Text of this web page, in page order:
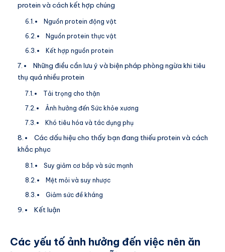
protein và cách kết hợp chúng
Nguồn protein động vật
Nguồn protein thực vật
Kết hợp nguồn protein
Những điều cần lưu ý và biện pháp phòng ngừa khi tiêu
thụ quá nhiều protein
Tải trọng cho thận
Ảnh hưởng đến Sức khỏe xương
Khó tiêu hóa và tác dụng phụ
Các dấu hiệu cho thấy bạn đang thiếu protein và cách
khắc phục
Suy giảm cơ bắp và sức mạnh
Mệt mỏi và suy nhược
Giảm sức đề kháng
Kết luận
Các yếu tố ảnh hưởng đến việc nên ăn